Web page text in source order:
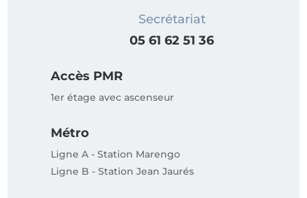
Secrétariat
05 61 62 51 36
Accès PMR
1er étage avec ascenseur
Métro
Ligne A - Station Marengo
Ligne B - Station Jean Jaurés